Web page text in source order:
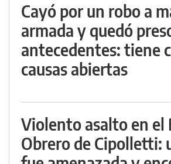
Cayó por un robo a
armada y quedó
antecedentes: tiene
causas abiertas
Violento asalto en el
Obrero de Cipolletti: